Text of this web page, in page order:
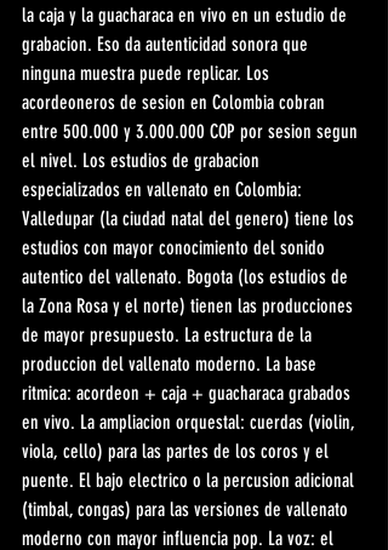
la caja y la guacharaca en vivo en un estudio de
grabacion. Eso da autenticidad sonora que
ninguna muestra puede replicar. Los
acordeoneros de sesion en Colombia cobran
entre 500.000 y 3.000.000 COP por sesion segun
el nivel. Los estudios de grabacion
especializados en vallenato en Colombia:
Valledupar (la ciudad natal del genero) tiene los
estudios con mayor conocimiento del sonido
autentico del vallenato. Bogota (los estudios de
la Zona Rosa y el norte) tienen las producciones
de mayor presupuesto. La estructura de la
produccion del vallenato moderno. La base
ritmica: acordeon + caja + guacharaca grabados
en vivo. La ampliacion orquestal: cuerdas (violin,
viola, cello) para las partes de los coros y el
puente. El bajo electrico o la percusion adicional
(timbal, congas) para las versiones de vallenato
moderno con mayor influencia pop. La voz: el